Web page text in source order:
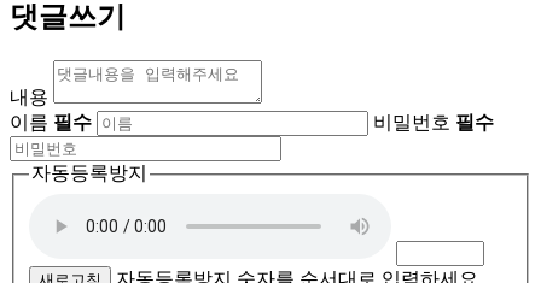
댓글쓰기
내용
이름 필수 비밀번호 필수
자동등록방지
자동등록방지 숫자를 순서대로 입력하세요.